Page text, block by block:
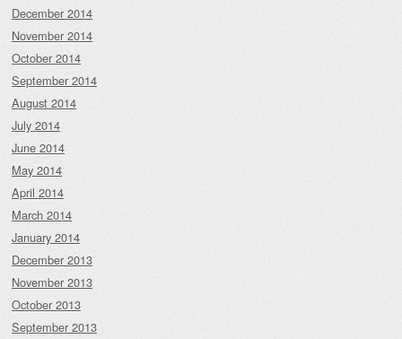
December 2014
November 2014
October 2014
September 2014
August 2014
July 2014
June 2014
May 2014
April 2014
March 2014
January 2014
December 2013
November 2013
October 2013
September 2013